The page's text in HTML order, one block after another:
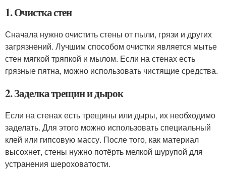
1. Очистка стен
Сначала нужно очистить стены от пыли, грязи и других
загрязнений. Лучшим способом очистки является мытье
стен мягкой тряпкой и мылом. Если на стенах есть
грязные пятна, можно использовать чистящие средства.
2. Заделка трещин и дырок
Если на стенах есть трещины или дыры, их необходимо
заделать. Для этого можно использовать специальный
клей или гипсовую массу. После того, как материал
высохнет, стены нужно потёрть мелкой шурупой для
устранения шероховатости.